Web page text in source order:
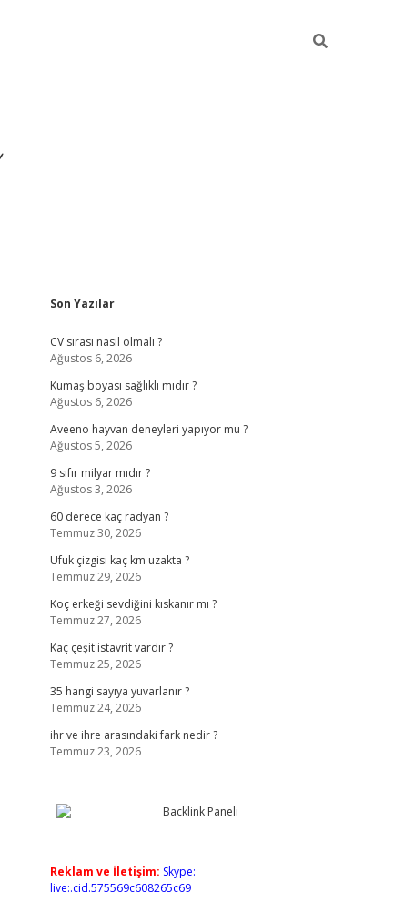
Sidebar
Son Yazılar
CV sırası nasıl olmalı ?
Ağustos 6, 2026
Kumaş boyası sağlıklı mıdır ?
Ağustos 6, 2026
Aveeno hayvan deneyleri yapıyor mu ?
Ağustos 5, 2026
9 sıfır milyar mıdır ?
Ağustos 3, 2026
60 derece kaç radyan ?
Temmuz 30, 2026
Ufuk çizgisi kaç km uzakta ?
Temmuz 29, 2026
Koç erkeği sevdiğini kıskanır mı ?
Temmuz 27, 2026
Kaç çeşit istavrit vardır ?
Temmuz 25, 2026
35 hangi sayıya yuvarlanır ?
Temmuz 24, 2026
ihr ve ihre arasındaki fark nedir ?
Temmuz 23, 2026
Reklam ve İletişim: Skype:
live:.cid.575569c608265c69